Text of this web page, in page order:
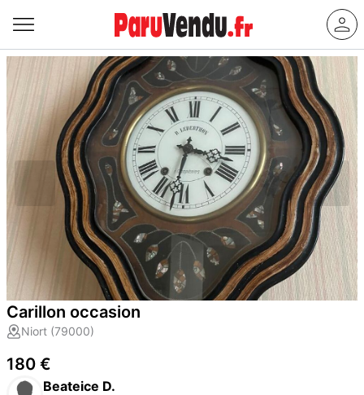
Carillon occasion
Niort (79000)
180 €
Beateice D.